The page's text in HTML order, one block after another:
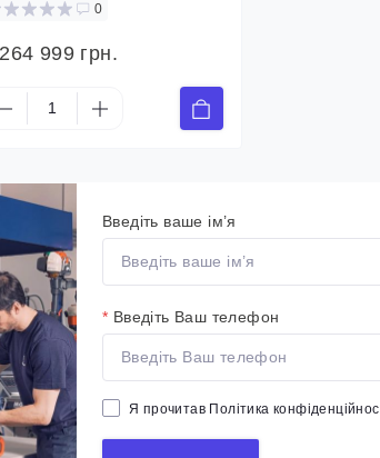
0
999 грн.
Введіть ваше ім’я
* Введіть Ваш телефон
Я прочитав Політика